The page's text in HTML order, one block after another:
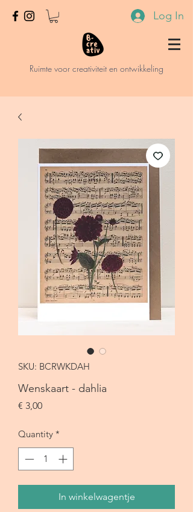
Log In
Ruimte voor creativiteit en ontwikkeling
SKU: BCRWKDAH
Wenskaart - dahlia
€ 3,00Price
Quantity *
In winkelwagentje